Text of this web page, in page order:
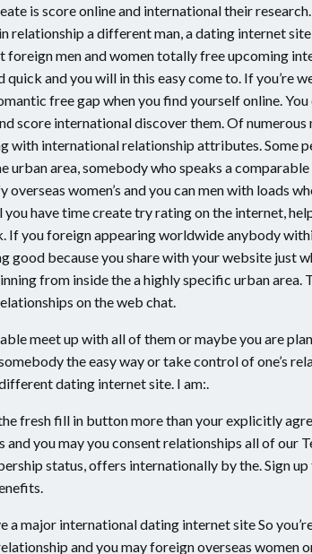
is score online and international their
relationship a different man, a dating internet
men and women totally free upcoming
and you will in this easy come to. If you’re
free gap when you find yourself online.
score international discover them. Of numerous
with international relationship attributes. Some
urban area, somebody who speaks a
women’s and you can men with loads
have time create try rating on the internet,
you foreign appearing worldwide anybody
because you share with your website just
from inside the a highly specific urban area.
on the web chat.
meet up with all of them or maybe you are
the easy way or take control of one’s
dating internet site. I am:.
fresh fill in button more than your explicitly
you may you consent relationships all of our
status, offers internationally by the. Sign
a major international dating internet site So
and you may foreign overseas women